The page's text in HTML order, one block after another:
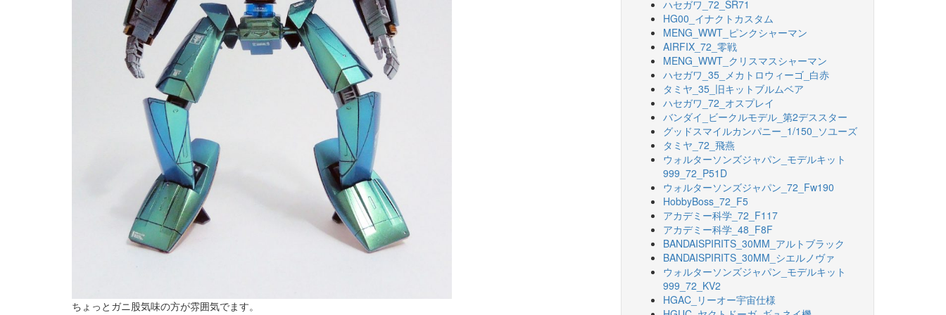
ちょっとガニ股気味の方が雰囲気でます。
ハセガワ_72_SR71
HG00_イナクトカスタム
MENG_WWT_ピンクシャーマン
AIRFIX_72_零戦
MENG_WWT_クリスマスシャーマン
ハセガワ_35_メカトロウィーゴ_白赤
タミヤ_35_旧キットブルムベア
ハセガワ_72_オスプレイ
バンダイ_ビークルモデル_第2デススター
グッドスマイルカンパニー_1/150_ソユーズ
タミヤ_72_飛燕
ウォルターソンズジャパン_モデルキット
999_72_P51D
ウォルターソンズジャパン_72_Fw190
HobbyBoss_72_F5
アカデミー科学_72_F117
アカデミー科学_48_F8F
BANDAISPIRITS_30MM_アルトブラック
BANDAISPIRITS_30MM_シエルノヴァ
ウォルターソンズジャパン_モデルキット
999_72_KV2
HGAC_リーオー宇宙仕様